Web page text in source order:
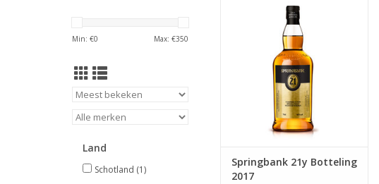
Min: €0 Max: €350
Land
Schotland (1)
gloed geeft de 21 year old van
Springbank je een romigheid en
ongelofelijke complexiteit. Met
de invloede van de zee neemt
deze whisky je mee naar zijn
geboortestad Campbeltown.
Springbank 21y Botteling
2017